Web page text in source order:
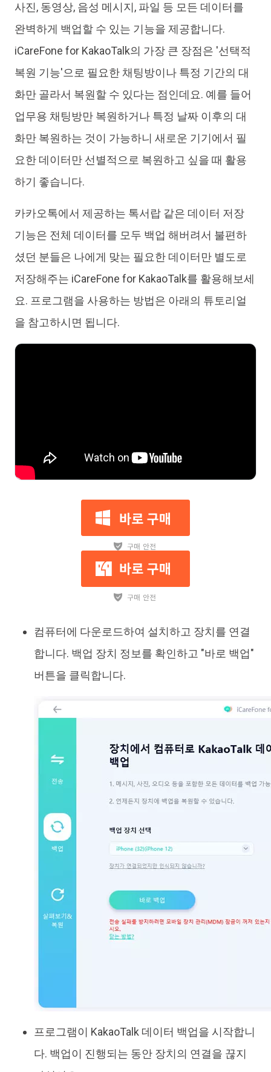
사진, 동영상, 음성 메시지, 파일 등 모든 데이터를
완벽하게 백업할 수 있는 기능을 제공합니다.
iCareFone for KakaoTalk의 가장 큰 장점은 '선택적
복원 기능'으로 필요한 채팅방이나 특정 기간의 대
화만 골라서 복원할 수 있다는 점인데요. 예를 들어
업무용 채팅방만 복원하거나 특정 날짜 이후의 대
화만 복원하는 것이 가능하니 새로운 기기에서 필
요한 데이터만 선별적으로 복원하고 싶을 때 활용
하기 좋습니다.
카카오톡에서 제공하는 톡서랍 같은 데이터 저장
기능은 전체 데이터를 모두 백업 해버려서 불편하
셨던 분들은 나에게 맞는 필요한 데이터만 별도로
저장해주는 iCareFone for KakaoTalk를 활용해보세
요. 프로그램을 사용하는 방법은 아래의 튜토리얼
을 참고하시면 됩니다.
컴퓨터에 다운로드하여 설치하고 장치를 연결
합니다. 백업 장치 정보를 확인하고 "바로 백업"
버튼을 클릭합니다.
프로그램이 KakaoTalk 데이터 백업을 시작합니
다. 백업이 진행되는 동안 장치의 연결을 끊지